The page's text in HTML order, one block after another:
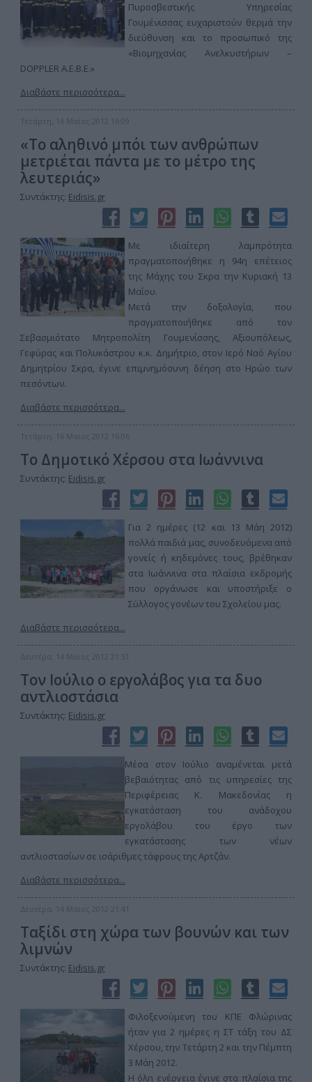
Πυροσβεστικής Υπηρεσίας
Γουμένισσας ευχαριστούν θερμά την
διεύθυνση και το προσωπικό της
«Βιομηχανίας Ανελκυστήρων –
DOPPLER Α.Ε.Β.Ε.»
Διαβάστε περισσότερα...
Τετάρτη, 16 Μαϊος 2012 16:09
«Το αληθινό μπόι των ανθρώπων
μετριέται πάντα με το μέτρο της
λευτεριάς»
Συντάκτης: Eidisis.gr
Με ιδιαίτερη λαμπρότητα
πραγματοποιήθηκε η 94η επέτειος
της Μάχης του Σκρα την Κυριακή 13
Μαΐου.
Μετά την δοξολογία, που
πραγματοποιήθηκε από τον
Σεβασμιότατο Μητροπολίτη Γουμενίσσης, Αξιουπόλεως,
Γεφύρας και Πολυκάστρου κ.κ. Δημήτριο, στον Ιερό Ναό Αγίου
Δημητρίου Σκρα, έγινε επιμνημόσυνη δέηση στο Ηρώο των
πεσόντων.
Διαβάστε περισσότερα...
Τετάρτη, 16 Μαϊος 2012 16:06
Το Δημοτικό Χέρσου στα Ιωάννινα
Συντάκτης: Eidisis.gr
Για 2 ημέρες (12 και 13 Μάη 2012)
πολλά παιδιά μας, συνοδευόμενα από
γονείς ή κηδεμόνες τους, βρέθηκαν
στα Ιωάννινα στα πλαίσια εκδρομής
που οργάνωσε και υποστήριξε ο
Σύλλογος γονέων του Σχολείου μας.
Διαβάστε περισσότερα...
Δευτέρα, 14 Μαϊος 2012 21:51
Τον Ιούλιο ο εργολάβος για τα δυο
αντλιοστάσια
Συντάκτης: Eidisis.gr
Μέσα στον Ιούλιο αναμένεται μετά
βεβαιότητας από τις υπηρεσίες της
Περιφέρειας Κ. Μακεδονίας η
εγκατάσταση του ανάδοχου
εργολάβου του έργο των
εγκατάστασης των νέων
αντλιοστασίων σε ισάριθμες τάφρους της Αρτζάν.
Διαβάστε περισσότερα...
Δευτέρα, 14 Μαϊος 2012 21:41
Ταξίδι στη χώρα των βουνών και των
λιμνών
Συντάκτης: Eidisis.gr
Φιλοξενούμενη του ΚΠΕ Φλώρινας
ήταν για 2 ημέρες η ΣΤ τάξη του ΔΣ
Χέρσου, την Τετάρτη 2 και την Πέμπτη
3 Μάη 2012.
Η όλη ενέργεια έγινε στα πλαίσια της